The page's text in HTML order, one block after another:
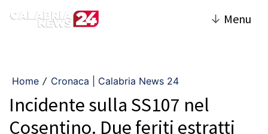
↓ Menu
Home / Cronaca | Calabria News 24
Incidente sulla SS107 nel
Cosentino. Due feriti estratti